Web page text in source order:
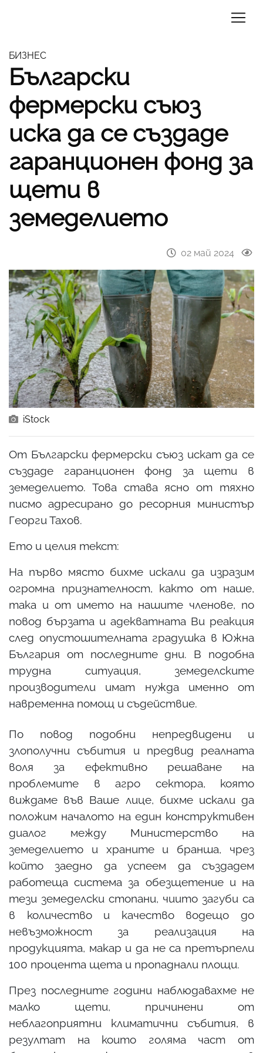
БИЗНЕС
Български
фермерски съюз
иска да се създаде
гаранционен фонд за
щети в
земеделието
02 май 2024
iStock
От Български фермерски съюз искат да се
създаде гаранционен фонд за щети в
земеделието. Това става ясно от тяхно
писмо адресирано до ресорния министър
Георги Тахов.
Ето и целия текст:
На първо място бихме искали да изразим
огромна признателност, както от наше,
така и от името на нашите членове, по
повод бързата и адекватната Ви реакция
след опустошителната градушка в Южна
България от последните дни. В подобна
трудна ситуация, земеделските
производители имат нужда именно от
навременна помощ и съдействие.
По повод подобни непредвидени и
злополучни събития и предвид реалната
воля за ефективно решаване на
проблемите в агро сектора, която
виждаме във Ваше лице, бихме искали да
положим началото на един конструктивен
диалог между Министерство на
земеделието и храните и бранша, чрез
който заедно да успеем да създадем
работеща система за обезщетение и на
тези земеделски стопани, чиито загуби са
в количество и качество водещо до
невъзможност за реализация на
продукцията, макар и да не са претърпели
100 процента щета и пропаднали площи.
През последните години наблюдавахме не
малко щети, причинени от
неблагоприятни климатични събития, в
резултат на които голяма част от